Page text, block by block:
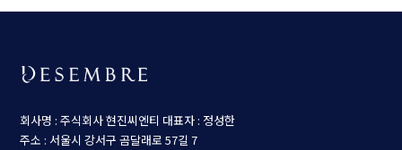
회사명 : 주식회사 현진씨엔티 대표자 : 정성한
주소 : 서울시 강서구 곰달래로 57길 7